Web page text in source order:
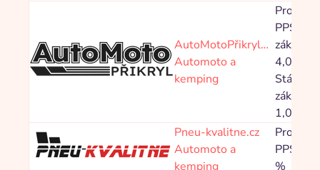
AutoMotoPřikryl…
Automoto a
kemping
Provize
PPS
zákazník
4,00 %,
Stávající
zákazník
1,00 %
Pneu-kvalitne.cz
Automoto a
kemping
Provize
PPS
%